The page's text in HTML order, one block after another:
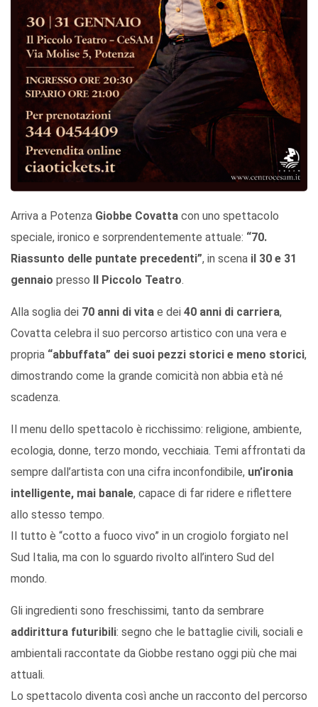
Arriva a Potenza Giobbe Covatta con uno spettacolo
speciale, ironico e sorprendentemente attuale: “70.
Riassunto delle puntate precedenti”, in scena il 30 e 31
gennaio presso Il Piccolo Teatro.
Alla soglia dei 70 anni di vita e dei 40 anni di carriera,
Covatta celebra il suo percorso artistico con una vera e
propria “abbuffata” dei suoi pezzi storici e meno storici,
dimostrando come la grande comicità non abbia età né
scadenza.
Il menu dello spettacolo è ricchissimo: religione, ambiente,
ecologia, donne, terzo mondo, vecchiaia. Temi affrontati da
sempre dall’artista con una cifra inconfondibile, un’ironia
intelligente, mai banale, capace di far ridere e riflettere
allo stesso tempo.
Il tutto è “cotto a fuoco vivo” in un crogiolo forgiato nel
Sud Italia, ma con lo sguardo rivolto all’intero Sud del
mondo.
Gli ingredienti sono freschissimi, tanto da sembrare
addirittura futuribili: segno che le battaglie civili, sociali e
ambientali raccontate da Giobbe restano oggi più che mai
attuali.
Lo spettacolo diventa così anche un racconto del percorso